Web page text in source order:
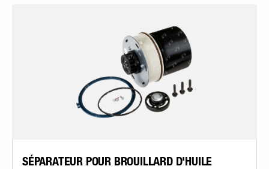
SÉPARATEUR POUR BROUILLARD D'HUILE